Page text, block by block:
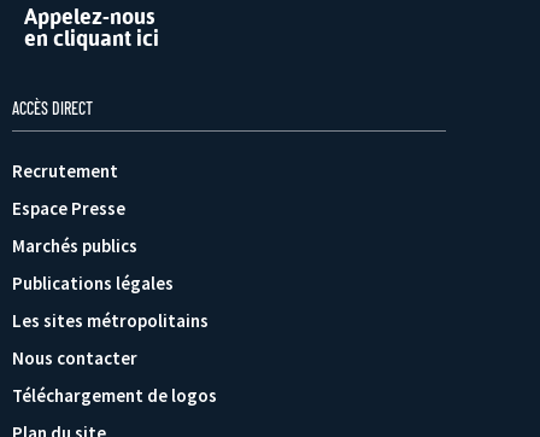
Appelez-nous
en cliquant ici
ACCÈS DIRECT
Recrutement
Espace Presse
Marchés publics
Publications légales
Les sites métropolitains
Nous contacter
Téléchargement de logos